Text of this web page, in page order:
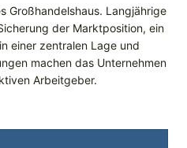
Großhandelshaus. Langjährige
der Marktposition, ein
einer zentralen Lage und
machen das Unternehmen
Arbeitgeber.